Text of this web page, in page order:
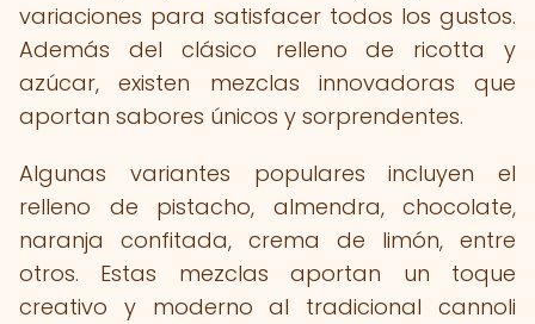
variaciones para satisfacer todos los gustos.
Además del clásico relleno de ricotta y
azúcar, existen mezclas innovadoras que
aportan sabores únicos y sorprendentes.
Algunas variantes populares incluyen el
relleno de pistacho, almendra, chocolate,
naranja confitada, crema de limón, entre
otros. Estas mezclas aportan un toque
creativo y moderno al tradicional cannoli